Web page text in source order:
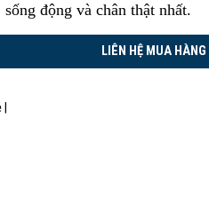
sống động và chân thật nhất.